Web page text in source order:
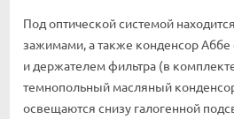
Под оптической системой
зажимами, а также конденсор
и держателем фильтра (в
темнопольный масляный
освещаются снизу галогенной